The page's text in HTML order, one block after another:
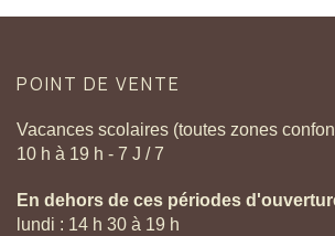
POINT DE VENTE
Vacances scolaires (toutes zones
10 h à 19 h - 7 J / 7
En dehors de ces périodes
lundi : 14 h 30 à 19 h